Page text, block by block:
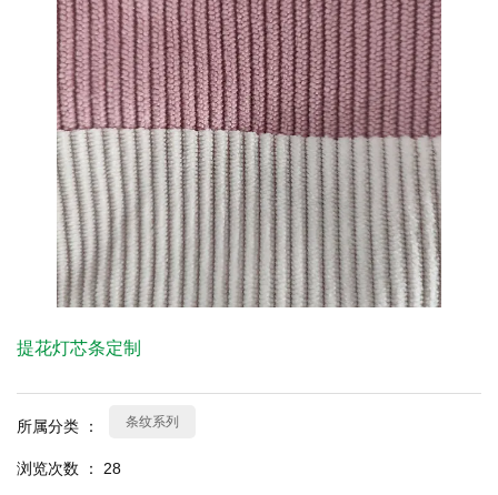
提花灯芯条定制
所属分类 ： 条纹系列
浏览次数 ： 28